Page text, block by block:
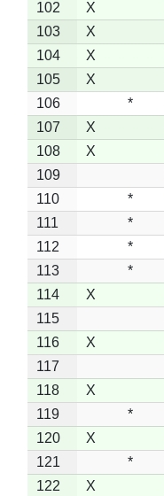
102 X
103
X
104
X
105
X
106
*
107
X
108
X
109
110
*
111
*
112
*
113
*
114
X
115
116
X
117
118
X
119
*
120
X
121
*
122
X